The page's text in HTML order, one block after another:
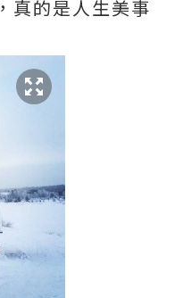
真的是人生美事